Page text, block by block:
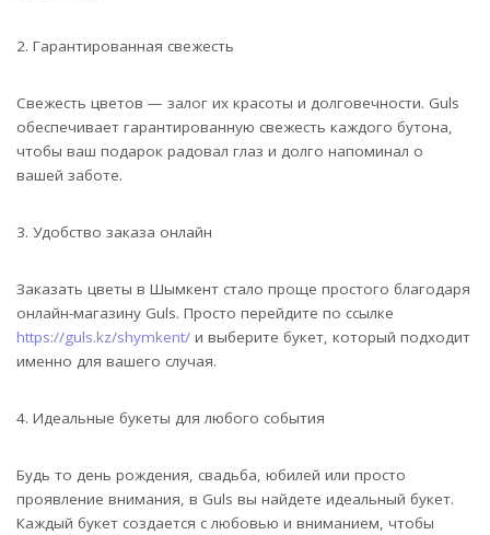
2. Гарантированная свежесть
Свежесть цветов — залог их красоты и долговечности. Guls
обеспечивает гарантированную свежесть каждого бутона,
чтобы ваш подарок радовал глаз и долго напоминал о
вашей заботе.
3. Удобство заказа онлайн
Заказать цветы в Шымкент стало проще простого благодаря
онлайн-магазину Guls. Просто перейдите по ссылке
https://guls.kz/shymkent/ и выберите букет, который подходит
именно для вашего случая.
4. Идеальные букеты для любого события
Будь то день рождения, свадьба, юбилей или просто
проявление внимания, в Guls вы найдете идеальный букет.
Каждый букет создается с любовью и вниманием, чтобы